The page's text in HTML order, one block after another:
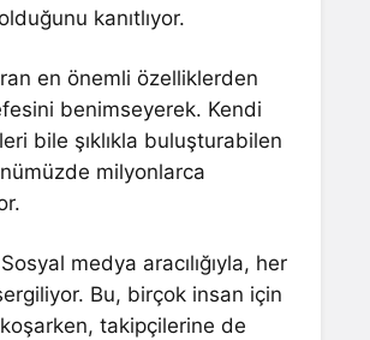
kanıtlıyor.
en önemli özelliklerden
benimseyerek. Kendi
bile şıklıkla buluşturabilen
milyonlarca
medya aracılığıyla, her
Bu, birçok insan için
takipçilerine de